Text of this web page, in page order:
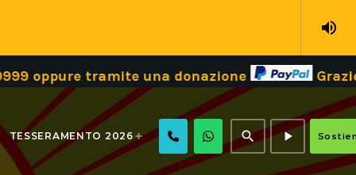
volume_up
una donazione Grazie! Dona il
TESSERAMENTO 2026 search play_arrow